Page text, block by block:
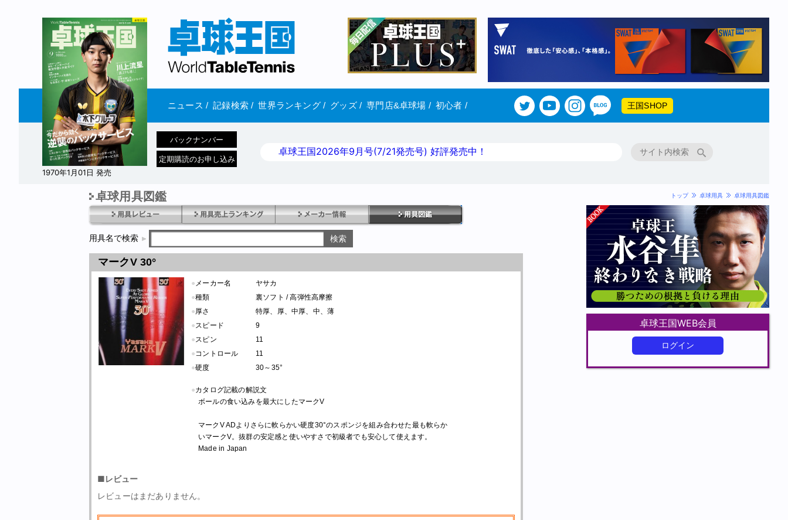
ニュース / 記録検索 / 世界ランキング/ グッズ/ 専門店&卓球場 / 初心者 / 王国SHOP
1970年1月01日 発売
バックナンバー
定期購読のお申し込み
卓球王国2026年9月号(7/21発売号) 好評発売中！
卓球用具図鑑 トップ 卓球用具 卓球用具図鑑
用具名で検索
マークV 30°
● メーカー名
ヤサカ
●種類
裏ソフト / 高弾性高摩擦
●厚さ
特厚、厚、中厚、中、薄
●スピード
9
●スピン
11
●コントロール
11
●硬度 30～35°
●カタログ記載の解説文
ボールの食い込みを最大にしたマークV
マークV ADよりさらに軟らかい硬度30°のスポンジを組み合わせた最も軟らか
いマークV。抜群の安定感と使いやすさで初級者でも安心して使えます。
Made in Japan
■レビュー
レビューはまだありません。
卓球王国WEB会員
ログイン